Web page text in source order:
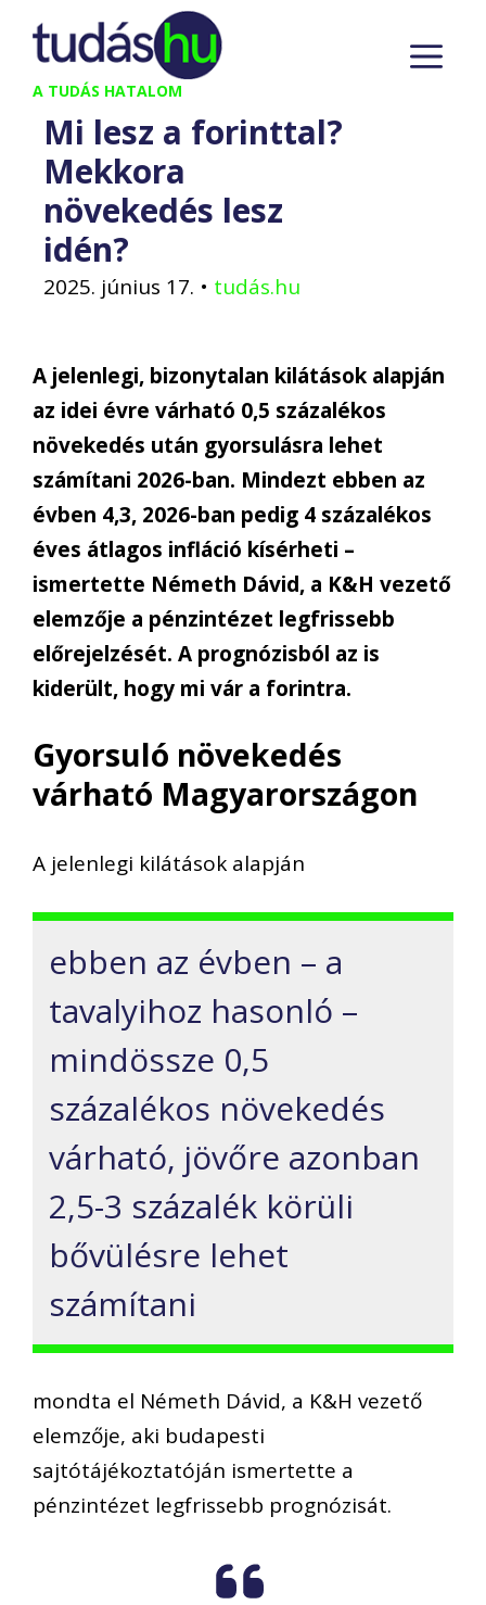
Kilépés
tartalomba
A TUDÁS HATALOM
Mi lesz a forinttal?
Mekkora
növekedés lesz
idén?
2025. június 17. • tudás.hu
A jelenlegi, bizonytalan kilátások alapján
az idei évre várható 0,5 százalékos
növekedés után gyorsulásra lehet
számítani 2026-ban. Mindezt ebben az
évben 4,3, 2026-ban pedig 4 százalékos
éves átlagos infláció kísérheti –
ismertette Németh Dávid, a K&H vezető
elemzője a pénzintézet legfrissebb
előrejelzését. A prognózisból az is
kiderült, hogy mi vár a forintra.
Gyorsuló növekedés
várható Magyarországon
A jelenlegi kilátások alapján
ebben az évben – a
tavalyihoz hasonló –
mindössze 0,5
százalékos növekedés
várható, jövőre azonban
2,5-3 százalék körüli
bővülésre lehet
számítani
mondta el Németh Dávid, a K&H vezető
elemzője, aki budapesti
sajtótájékoztatóján ismertette a
pénzintézet legfrissebb prognózisát.